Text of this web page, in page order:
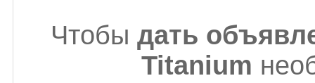
Чтобы дать
Titanium